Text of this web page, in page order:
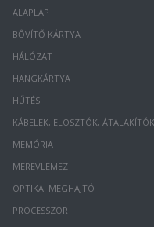
ALAPLAP
BŐVÍTŐ KÁRTYA
HÁLÓZAT
HANGKÁRTYA
HŰTÉS
KÁBELEK, ELOSZTÓK, ÁTALAKÍTÓK
MEMÓRIA
MEREVLEMEZ
OPTIKAI MEGHAJTÓ
PROCESSZOR